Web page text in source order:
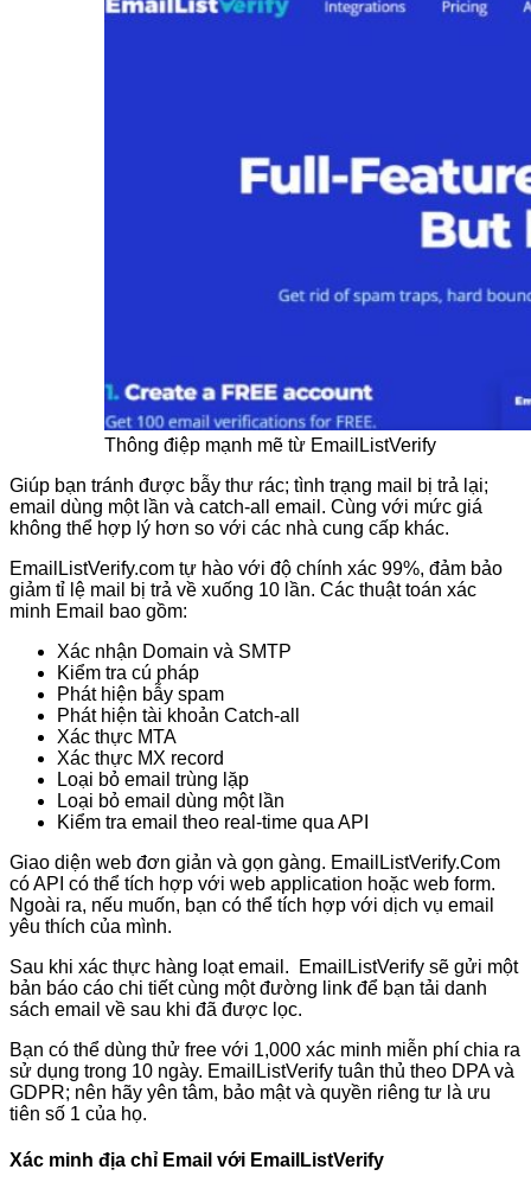
Thông điệp mạnh mẽ từ EmailListVerify
Giúp bạn tránh được bẫy thư rác; tình trạng mail bị trả lại;
email dùng một lần và catch-all email. Cùng với mức giá
không thể hợp lý hơn so với các nhà cung cấp khác.
EmailListVerify.com tự hào với độ chính xác 99%, đảm bảo
giảm tỉ lệ mail bị trả về xuống 10 lần. Các thuật toán xác
minh Email bao gồm:
Xác nhận Domain và SMTP
Kiểm tra cú pháp
Phát hiện bẫy spam
Phát hiện tài khoản Catch-all
Xác thực MTA
Xác thực MX record
Loại bỏ email trùng lặp
Loại bỏ email dùng một lần
Kiểm tra email theo real-time qua API
Giao diện web đơn giản và gọn gàng. EmailListVerify.Com
có API có thể tích hợp với web application hoặc web form.
Ngoài ra, nếu muốn, bạn có thể tích hợp với dịch vụ email
yêu thích của mình.
Sau khi xác thực hàng loạt email. EmailListVerify sẽ gửi một
bản báo cáo chi tiết cùng một đường link để bạn tải danh
sách email về sau khi đã được lọc.
Bạn có thể dùng thử free với 1,000 xác minh miễn phí chia ra
sử dụng trong 10 ngày. EmailListVerify tuân thủ theo DPA và
GDPR; nên hãy yên tâm, bảo mật và quyền riêng tư là ưu
tiên số 1 của họ.
Xác minh địa chỉ Email với EmailListVerify